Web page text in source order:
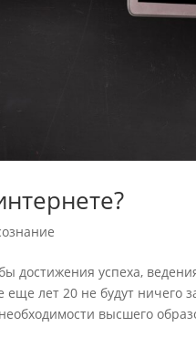
достижения успеха,
еще лет 20 не будут
высшего